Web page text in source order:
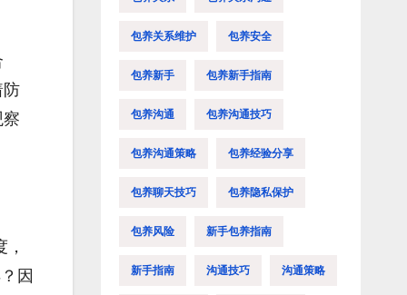
防
因
包养关系维护 包养安全
包养新手 包养新手指南
包养沟通 包养沟通技巧
包养沟通策略 包养经验分享
包养聊天技巧 包养隐私保护
包养风险 新手包养指南
新手指南 沟通技巧 沟通策略